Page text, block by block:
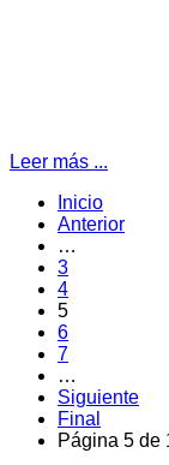
Leer más ...
Inicio
Anterior
…
3
4
5
6
7
…
Siguiente
Final
Página 5 de